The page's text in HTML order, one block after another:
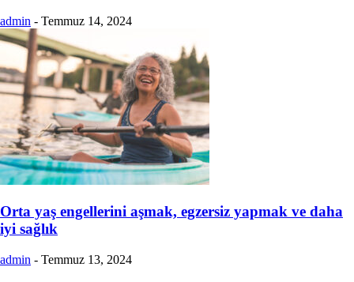
admin - Temmuz 14, 2024
Orta yaş engellerini aşmak, egzersiz yapmak ve daha
iyi sağlık
admin - Temmuz 13, 2024